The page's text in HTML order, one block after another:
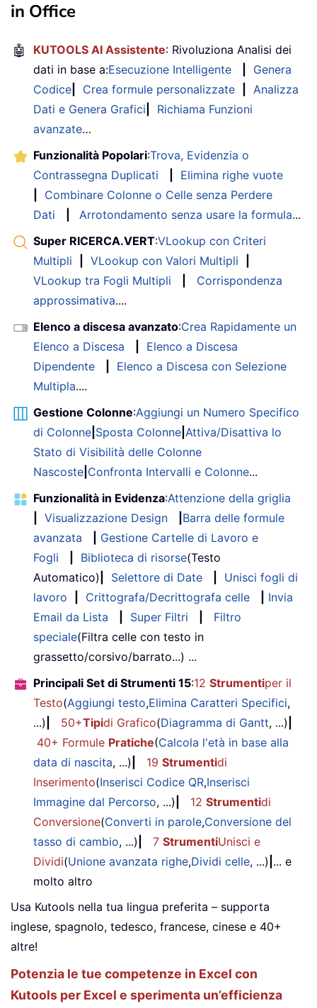
in Office
🤖 KUTOOLS AI Assistente: Rivoluziona Analisi dei
dati in base a:Esecuzione Intelligente
Genera
Codice
Crea formule personalizzate
Analizza
Dati e Genera Grafici
Richiama Funzioni
avanzate…
Funzionalità Popolari:Trova, Evidenzia o
Contrassegna Duplicati
Elimina righe vuote
Combinare Colonne o Celle senza Perdere
Dati
Arrotondamento senza usare la formula...
Super RICERCA.VERT:VLookup con Criteri
Multipli
VLookup con Valori Multipli
VLookup tra Fogli Multipli
Corrispondenza
approssimativa....
Elenco a discesa avanzato:Crea Rapidamente un
Elenco a Discesa
Elenco a Discesa
Dipendente
Elenco a Discesa con Selezione
Multipla....
Gestione Colonne:Aggiungi un Numero Specifico
di Colonne Sposta Colonne Attiva/Disattiva lo
Stato di Visibilità delle Colonne
Nascoste Confronta Intervalli e Colonne...
Funzionalità in Evidenza:Attenzione della griglia
Visualizzazione Design
Barra delle formule
avanzata
Gestione Cartelle di Lavoro e
Fogli
Biblioteca di risorse(Testo
Automatico)
Selettore di Date
Unisci fogli di
lavoro
Crittografa/Decrittografa celle
Invia
Email da Lista
Super Filtri
Filtro
speciale(Filtra celle con testo in
grassetto/corsivo/barrato...) ...
Principali Set di Strumenti 15:12 Strumentiper il
Testo(Aggiungi testo,Elimina Caratteri Specifici,
...)
50+Tipidi Grafico(Diagramma di Gantt, ...)
40+ Formule Pratiche(Calcola l'età in base alla
data di nascita, ...) 19 Strumentidi
Inserimento(Inserisci Codice QR,Inserisci
Immagine dal Percorso, ...) 12 Strumentidi
Conversione(Converti in parole,Conversione del
tasso di cambio, ...) 7 StrumentiUnisci e
Dividi(Unione avanzata righe,Dividi celle, ...) ... e
molto altro
Usa Kutools nella tua lingua preferita – supporta
inglese, spagnolo, tedesco, francese, cinese e 40+
altre!
Potenzia le tue competenze in Excel con
Kutools per Excel e sperimenta un’efficienza